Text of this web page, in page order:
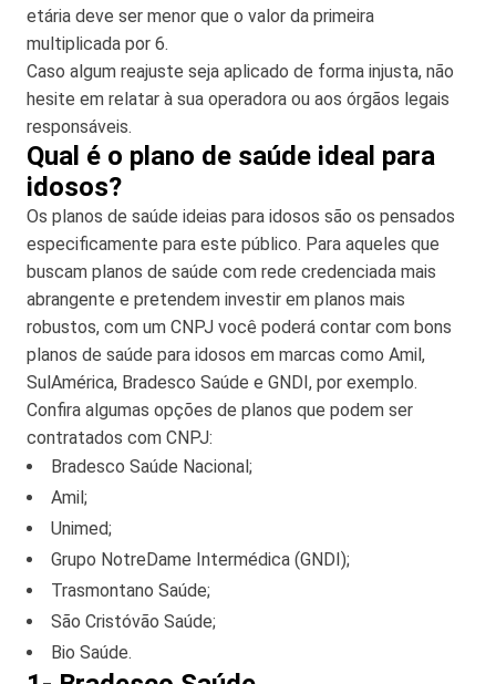
etária deve ser menor que o valor da primeira
multiplicada por 6.
Caso algum reajuste seja aplicado de forma injusta, não
hesite em relatar à sua operadora ou aos órgãos legais
responsáveis.
Qual é o plano de saúde ideal para
idosos?
Os planos de saúde ideias para idosos são os pensados
especificamente para este público. Para aqueles que
buscam planos de saúde com rede credenciada mais
abrangente e pretendem investir em planos mais
robustos, com um CNPJ você poderá contar com bons
planos de saúde para idosos em marcas como Amil,
SulAmérica, Bradesco Saúde e GNDI, por exemplo.
Confira algumas opções de planos que podem ser
contratados com CNPJ:
Bradesco Saúde Nacional;
Amil;
Unimed;
Grupo NotreDame Intermédica (GNDI);
Trasmontano Saúde;
São Cristóvão Saúde;
Bio Saúde.